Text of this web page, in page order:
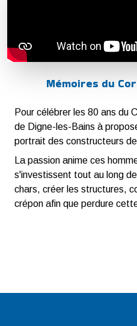
Mémoires du
Pour célébrer les 80 ans du
de Digne-les-Bains à
portrait des constructeurs
La passion anime ces
s'investissent tout au long
chars, créer les structures,
crépon afin que perdure